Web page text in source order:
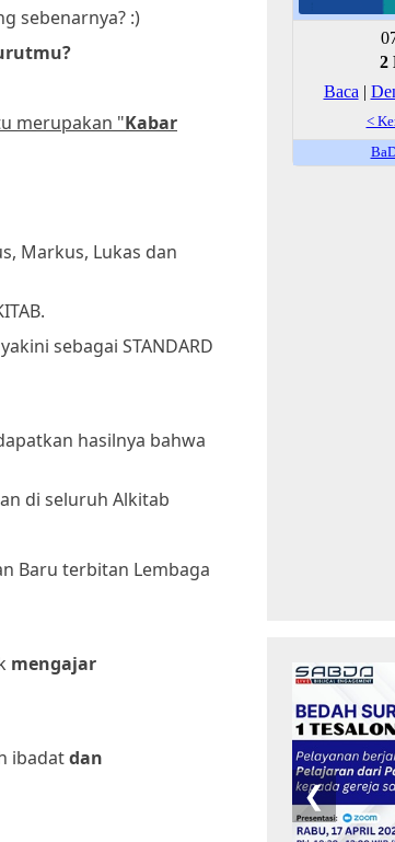
sebenarnya? :)
merupakan "Kabar
Markus, Lukas dan
sebagai STANDARD
hasilnya bahwa
di seluruh Alkitab
Baru terbitan Lembaga
mengajar
ibadatdan